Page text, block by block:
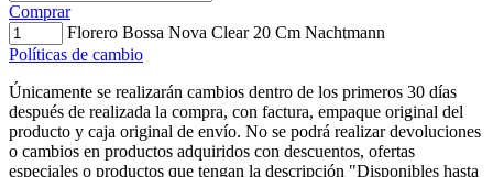
Comprar
Florero Bossa Nova Clear 20 Cm Nachtmann
Políticas de cambio
Únicamente se realizarán cambios dentro de los primeros 30 días
después de realizada la compra, con factura, empaque original del
producto y caja original de envío. No se podrá realizar devoluciones
o cambios en productos adquiridos con descuentos, ofertas
especiales o productos que tengan la descripción "Disponibles hasta